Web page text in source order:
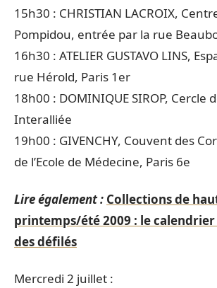
15h30 : CHRISTIAN LACROIX,
Pompidou, entrée par la rue
16h30 : ATELIER GUSTAVO LINS,
rue Hérold, Paris 1er
18h00 : DOMINIQUE SIROP, Cercle
Interalliée
19h00 : GIVENCHY, Couvent des
de l’Ecole de Médecine, Paris 6e
Lire également : Collections de
printemps/été 2009 : le
des défilés
Mercredi 2 juillet :